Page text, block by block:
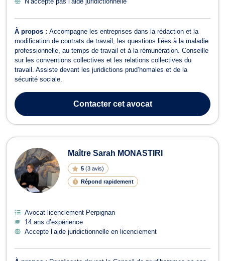
À propos : Accompagne les entreprises dans la rédaction et la
modification de contrats de travail, les questions liées à la maladie
professionnelle, au temps de travail et à la rémunération. Conseille
sur les conventions collectives et les relations collectives du
travail. Assiste devant les juridictions prud’homales et de la
sécurité sociale.
Contactercet avocat
Maître Sarah MONASTIRI
5 (3 avis)
Répond rapidement
Avocat licenciement Perpignan
14 ans d’expérience
Accepte l’aide juridictionnelle en licenciement